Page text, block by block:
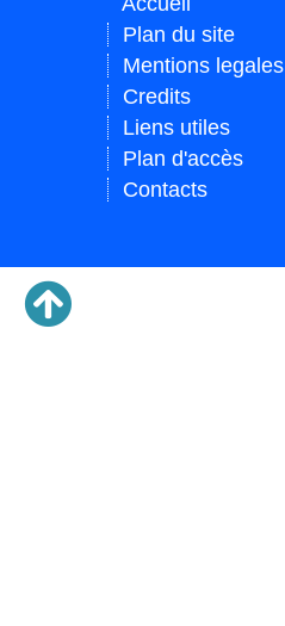
Plan du site
Mentions legales
Credits
Liens utiles
Plan d'accès
Contacts